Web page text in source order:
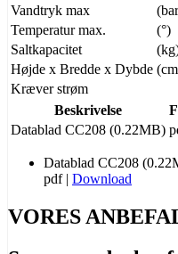
Vandtryk max
Temperatur max.
(°)
Saltkapacitet
Højde x Bredde x Dybde
Kræver strøm
Beskrivelse
Datablad CC208 (0.22MB)
Datablad CC208
pdf| Download
VORES